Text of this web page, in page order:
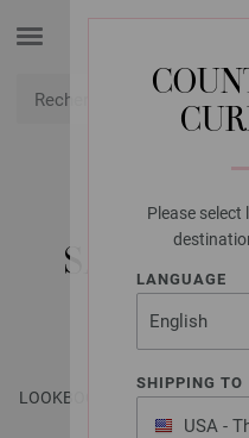
Please select
LANGUAGE
SHIPPING TO
USA -
SAC AU
LOOKBOOK No. 14 -